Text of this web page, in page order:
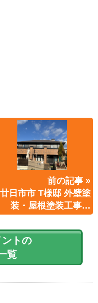
前の記事 »
廿日市市 T様邸 外壁塗
装・屋根塗装工事…
トの
覧